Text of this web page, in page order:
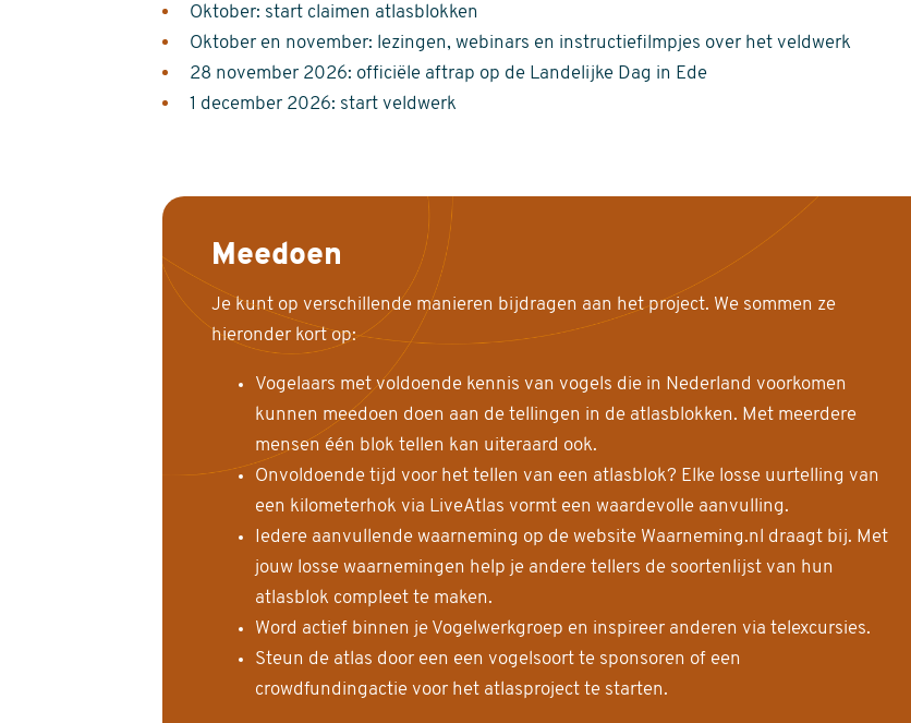
Oktober: start claimen atlasblokken
Oktober en november: lezingen, webinars en instructiefilmpjes over het veldwerk
28 november 2026: officiële aftrap op de Landelijke Dag in Ede
1 december 2026: start veldwerk
Meedoen
Je kunt op verschillende manieren bijdragen aan het project. We sommen ze
hieronder kort op:
Vogelaars met voldoende kennis van vogels die in Nederland voorkomen
kunnen meedoen doen aan de tellingen in de atlasblokken. Met meerdere
mensen één blok tellen kan uiteraard ook.
Onvoldoende tijd voor het tellen van een atlasblok? Elke losse uurtelling van
een kilometerhok via LiveAtlas vormt een waardevolle aanvulling.
Iedere aanvullende waarneming op de website Waarneming.nl draagt bij. Met
jouw losse waarnemingen help je andere tellers de soortenlijst van hun
atlasblok compleet te maken.
Word actief binnen je Vogelwerkgroep en inspireer anderen via telexcursies.
Steun de atlas door een een vogelsoort te sponsoren of een
crowdfundingactie voor het atlasproject te starten.